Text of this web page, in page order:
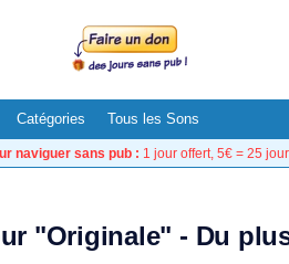
Catégories Tous les Sons
naviguer sans pub : 1 jour offert, 5€ = 25
"Originale" - Du